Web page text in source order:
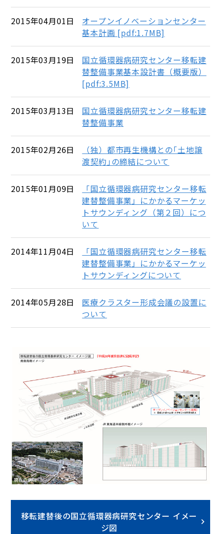
2015年04月01日
オープンイノベーションセンター
基本計画 [pdf:1.7MB]
2015年03月19日
国立循環器病研究センター移転建
替整備事業基本設計書（概要版）
[pdf:3.5MB]
2015年03月13日
国立循環器病研究センター移転建
替整備事業
2015年02月26日
（独）都市再生機構との｢土地譲
渡契約｣の締結について
2015年01月09日
「国立循環器病研究センター移転
建替整備事業」にかかるマーケッ
トサウンディング（第２回）につ
いて
2014年11月04日
「国立循環器病研究センター移転
建替整備事業」にかかるマーケッ
トサウンディングについて
2014年05月28日
医療クラスター形成会議の設置に
ついて
移転建替後の国立循環器病研究センター イメー
ジ図